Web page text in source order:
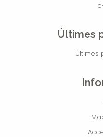
Últimes
Últimes